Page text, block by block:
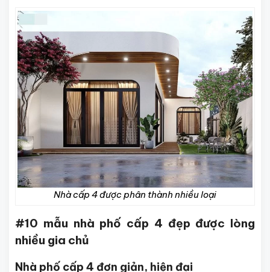
Nhà cấp 4 được phân thành nhiều loại
#10 mẫu nhà phố cấp 4 đẹp được lòng
nhiều gia chủ
Nhà phố cấp 4 đơn giản, hiện đại